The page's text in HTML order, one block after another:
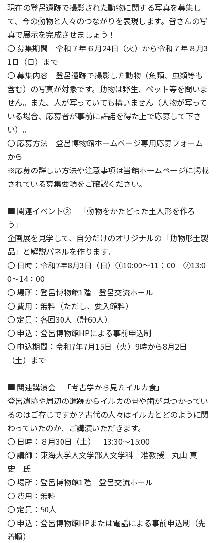
現在の登呂遺跡で撮影された動物に関する写真を募集し
て、今の動物と人々のつながりを表現します。皆さんの写
真で展示を完成させましょう！
〇 募集期間 令和７年６月24日（火）から令和７年８月3
1日（日）まで
〇 募集内容 登呂遺跡で撮影した動物（魚類、虫類等も
含む）の写真が対象です。動物は野生、ペット等を問いま
せん。また、人が写っていても構いません（人物が写って
いる場合、応募者が事前に許諾を得た上で応募して下さ
い）。
〇 応募方法 登呂博物館ホームページ専用応募フォーム
から
※応募の詳しい方法や注意事項は当館ホームページに掲載
されている募集要項をご確認ください。
■ 関連イベント② 「動物をかたどった土人形を作ろ
う」
企画展を見学して、自分だけのオリジナルの「動物形土製
品」と解説パネルを作ります。
〇 日時：令和7年8月3日（日）①10:00～11：00 ②13:0
0～14：00
〇 場所：登呂博物館1階 登呂交流ホール
〇 費用：無料（ただし、要入館料）
〇 定員：各回30人（計60人）
〇 申込：登呂博物館HPによる事前申込制
〇 申込期間：令和7年7月15日（火）9時から8月2日
（土）まで
■ 関連講演会 「考古学から見たイルカ食」
登呂遺跡や周辺の遺跡からイルカの骨や歯が見つかってい
るのはご存じですか？古代の人々はイルカとどのように関
わっていたのか、ご講演いただきます。
〇 日時：８月30日（土） 13:30～15:00
〇 講師：東海大学人文学部人文学科 准教授 丸山 真
史 氏
〇 場所：登呂博物館1階 登呂交流ホール
〇 費用：無料
〇 定員：50人
〇 申込：登呂博物館HPまたは電話による事前申込制（先
着順）